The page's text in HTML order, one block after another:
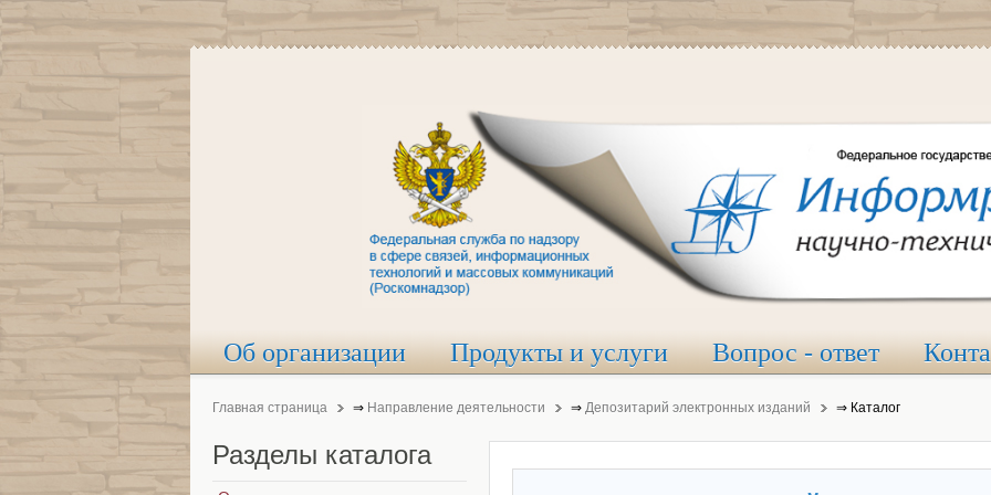
Об организации Продукты и услуги Вопрос - ответ
Главная страница ⇒ Направление деятельности ⇒ Депозитарий электронных изданий ⇒ Каталог
Разделы каталога